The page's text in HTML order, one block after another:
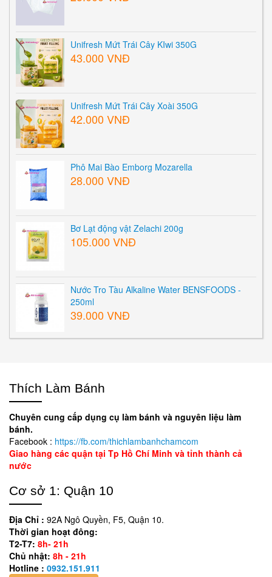
Unifresh Mứt Trái Cây KIwi 350G
43.000 VNĐ
Unifresh Mứt Trái Cây Xoài 350G
42.000 VNĐ
Phô Mai Bào Emborg Mozarella
28.000 VNĐ
Bơ Lạt động vật Zelachi 200g
105.000 VNĐ
Nước Tro Tàu Alkaline Water BENSFOODS -
250ml
39.000 VNĐ
Thích Làm Bánh
Chuyên cung cấp dụng cụ làm bánh và nguyên liệu làm
bánh.
Facebook : https://fb.com/thichlambanhchamcom
Giao hàng các quận tại Tp Hồ Chí Minh và tỉnh thành cả
nước
Cơ sở 1: Quận 10
Địa Chỉ : 92A Ngô Quyền, F5, Quận 10.
Thời gian hoạt đông:
T2-T7: 8h- 21h
Chủ nhật: 8h - 21h
Hotline : 0932.151.911